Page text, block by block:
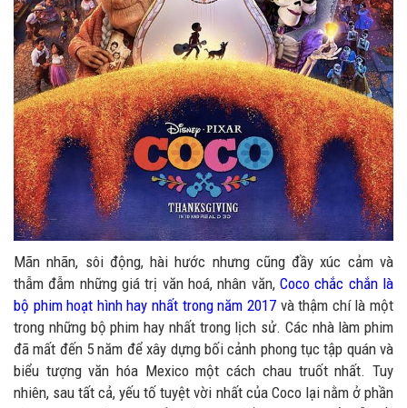
Mãn nhãn, sôi động, hài hước nhưng cũng đầy xúc cảm và
thẫm đẫm những giá trị văn hoá, nhân văn, Coco chắc chắn là
bộ phim hoạt hình hay nhất trong năm 2017và thậm chí là một
trong những bộ phim hay nhất trong lịch sử. Các nhà làm phim
đã mất đến 5 năm để xây dựng bối cảnh phong tục tập quán và
biểu tượng văn hóa Mexico một cách chau truốt nhất. Tuy
nhiên, sau tất cả, yếu tố tuyệt vời nhất của Coco lại nằm ở phần